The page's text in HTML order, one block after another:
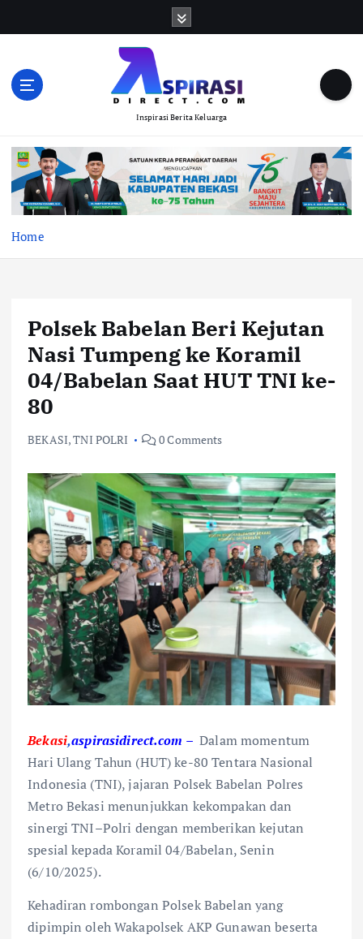
Inspirasi Berita Keluarga
Home
Polsek Babelan Beri Kejutan
Nasi Tumpeng ke Koramil
04/Babelan Saat HUT TNI ke-
80
BEKASI,TNI POLRI 0 Comments
Bekasi,aspirasidirect.com –Dalam momentum
Hari Ulang Tahun (HUT) ke-80 Tentara Nasional
Indonesia (TNI), jajaran Polsek Babelan Polres
Metro Bekasi menunjukkan kekompakan dan
sinergi TNI–Polri dengan memberikan kejutan
spesial kepada Koramil 04/Babelan, Senin
(6/10/2025).
Kehadiran rombongan Polsek Babelan yang
dipimpin oleh Wakapolsek AKP Gunawan beserta